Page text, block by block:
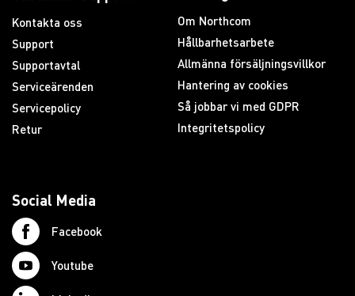
Kontakta oss
Support
Supportavtal
Serviceärenden
Servicepolicy
Retur
Om Northcom
Hållbarhetsarbete
Allmänna försäljningsvillkor
Hantering av cookies
Så jobbar vi med GDPR
Integritetspolicy
Social Media
Facebook
Youtube